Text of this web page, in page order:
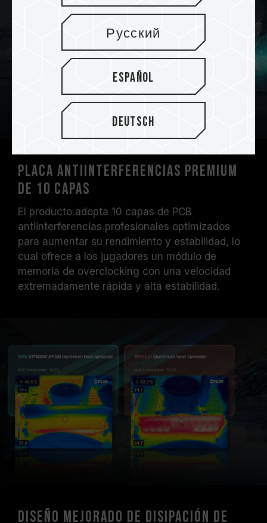
Placa antiinterferencias premium
de 10 capas
El producto adopta 10 capas de PCB
antiinterferencias profesionales optimizados
para aumentar su rendimiento y estabilidad, lo
cual ofrece a los jugadores un módulo de
memoria de overclocking con una velocidad
extremadamente rápida y alta estabilidad.
Diseño mejorado de disipación de
Русский
Español
Deutsch